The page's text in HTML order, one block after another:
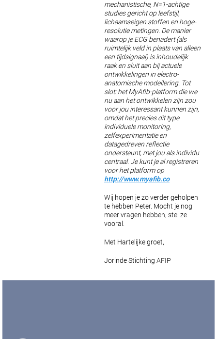
mechanistische, N=1-achtige
studies gericht op leefstijl,
lichaamseigen stoffen en hoge-
resolutie metingen. De manier
waarop je ECG benadert (als
ruimtelijk veld in plaats van alleen
een tijdsignaal) is inhoudelijk
raak en sluit aan bij actuele
ontwikkelingen in electro-
anatomische modellering. Tot
slot: het MyAfib-platform die we
nu aan het ontwikkelen zijn zou
voor jou interessant kunnen zijn,
omdat het precies dit type
individuele monitoring,
zelfexperimentatie en
datagedreven reflectie
ondersteunt, met jou als individu
centraal. Je kunt je al registreren
voor het platform op
http://www.myafib.co
Wij hopen je zo verder geholpen
te hebben Peter. Mocht je nog
meer vragen hebben, stel ze
vooral.
Met Hartelijke groet,
JorindeStichting AFIP